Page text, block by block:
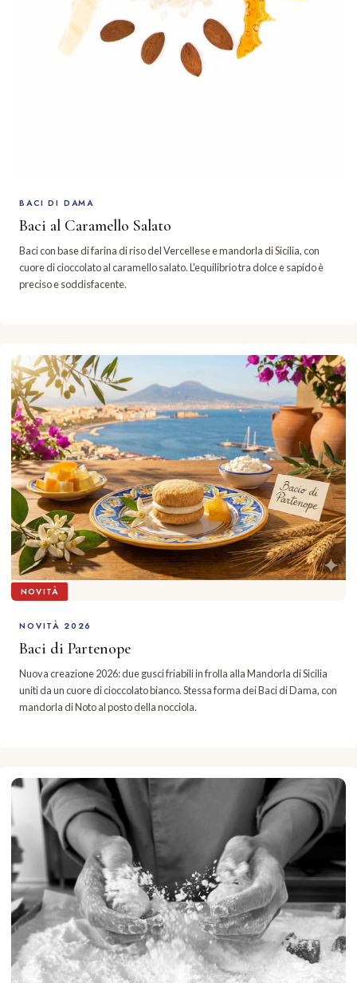
BACI DI DAMA
Baci al Caramello Salato
Baci con base di farina di riso del Vercellese e mandorla di Sicilia, con
cuore di cioccolato al caramello salato. L'equilibrio tra dolce e sapido è
preciso e soddisfacente.
NOVITÀ
NOVITÀ 2026
Baci di Partenope
Nuova creazione 2026: due gusci friabili in frolla alla Mandorla di Sicilia
uniti da un cuore di cioccolato bianco. Stessa forma dei Baci di Dama, con
mandorla di Noto al posto della nocciola.